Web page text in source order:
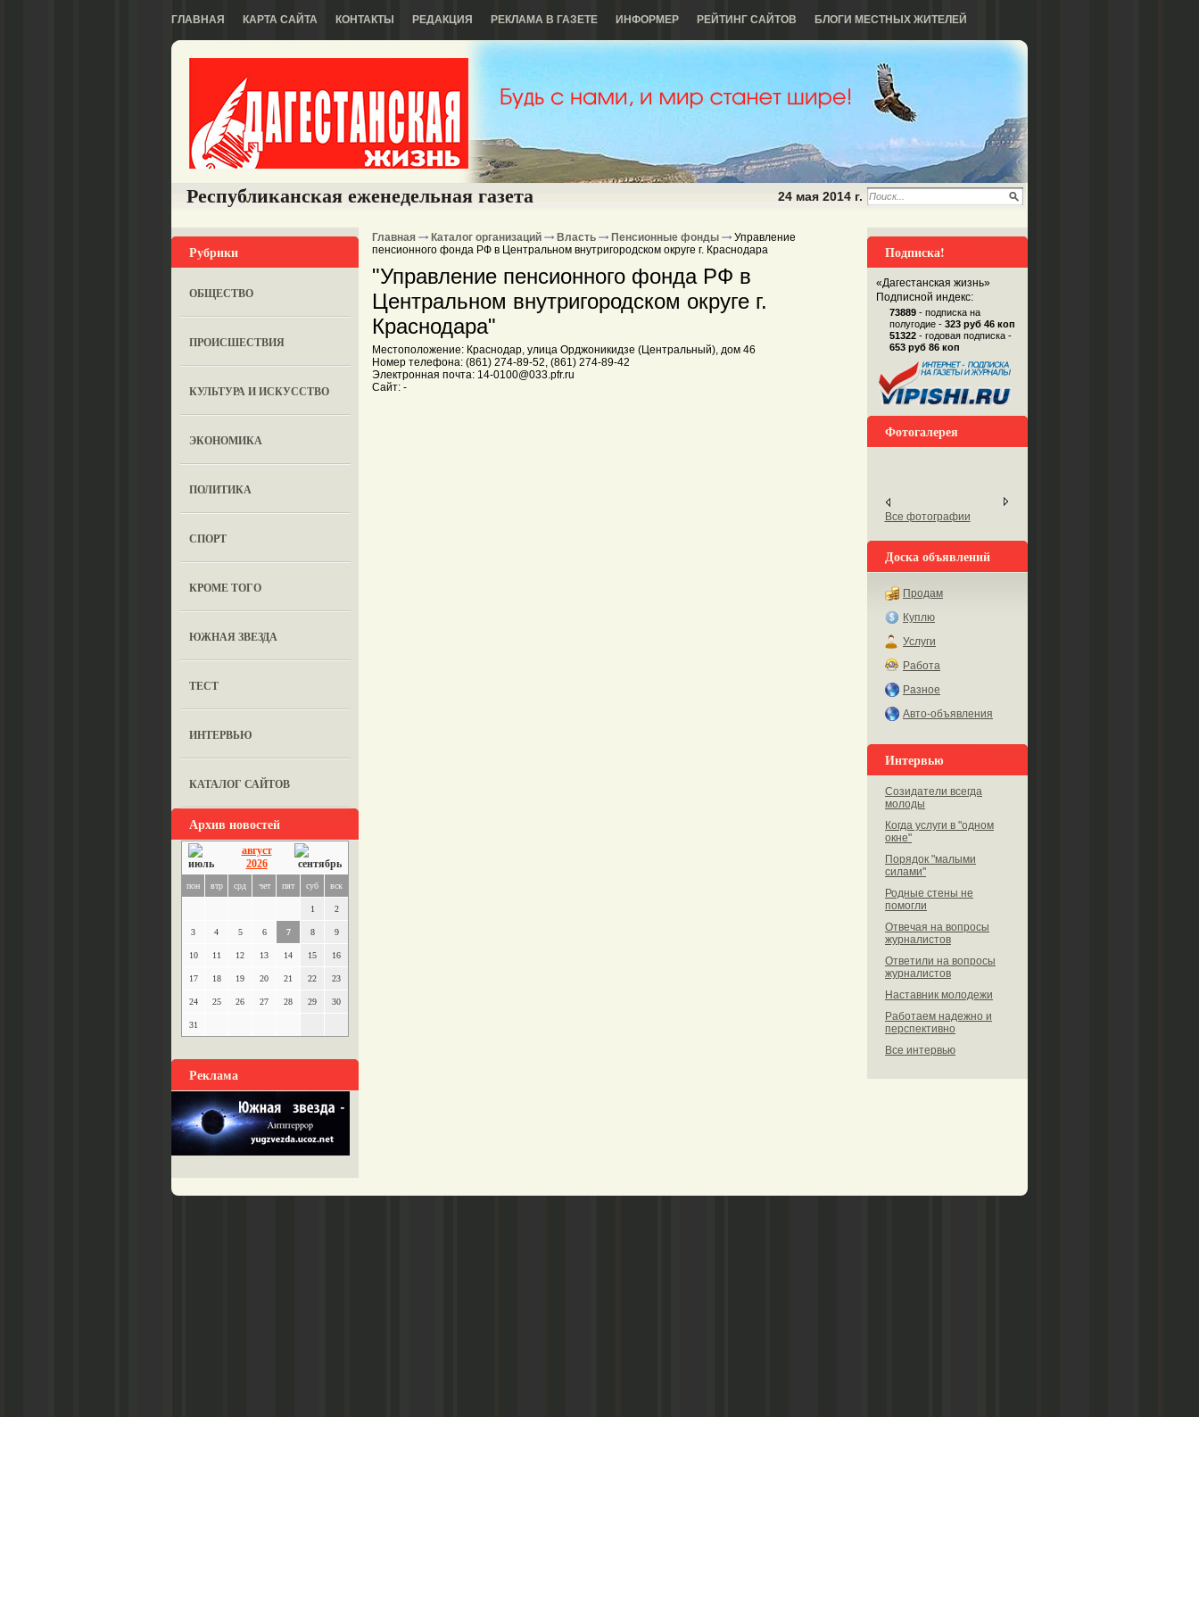
ГЛАВНАЯ КАРТА САЙТА КОНТАКТЫ РЕДАКЦИЯ РЕКЛАМА В ГАЗЕТЕ ИНФОРМЕР РЕЙТИНГ САЙТОВ БЛОГИ МЕСТНЫХ ЖИТЕЛЕЙ
Республиканская еженедельная газета 24 мая 2014 г.
Рубрики
ОБЩЕСТВО
ПРОИСШЕСТВИЯ
КУЛЬТУРА И ИСКУССТВО
ЭКОНОМИКА
ПОЛИТИКА
СПОРТ
КРОМЕ ТОГО
ЮЖНАЯ ЗВЕЗДА
ТЕСТ
ИНТЕРВЬЮ
КАТАЛОГ САЙТОВ
Архив новостей
август
2026
пон втр срд чет пят суб вск
1 2
3 4 5 6 7 8 9
10 11 12 13 14 15 16
17 18 19 20 21 22 23
24 25 26 27 28 29 30
31
Реклама
Главная Каталог организаций Власть Пенсионные фонды
Управление
пенсионного фонда РФ в Центральном внутригородском округе г. Краснодара
"Управление пенсионного фонда РФ в
Центральном внутригородском округе г.
Краснодара"
Местоположение: Краснодар, улица Орджоникидзе (Центральный), дом 46
Номер телефона: (861) 274-89-52, (861) 274-89-42
Электронная почта: 14-0100@033.pfr.ru
Сайт: -
Подписка!
«Дагестанская жизнь»
Подписной индекс:
73889 - подписка на
полугодие - 323 руб 46 коп
51322 - годовая подписка -
653 руб 86 коп
Фотогалерея
Все фотографии
Доска объявлений
Продам
Куплю
Услуги
Работа
Разное
Авто-объявления
Интервью
Созидатели всегда
молоды
Когда услуги в "одном
окне"
Порядок "малыми
силами"
Родные стены не
помогли
Отвечая на вопросы
журналистов
Ответили на вопросы
журналистов
Наставник молодежи
Работаем надежно и
перспективно
Все интервью